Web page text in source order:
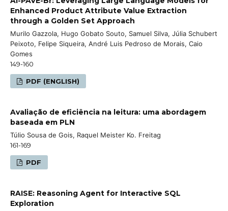
Enhanced Product Attribute Value Extraction
through a Golden Set Approach
Murilo Gazzola, Hugo Gobato Souto, Samuel Silva, Júlia Schubert
Peixoto, Felipe Siqueira, André Luis Pedroso de Morais, Caio
Gomes
149-160
PDF (ENGLISH)
Avaliação de eficiência na leitura: uma abordagem
baseada em PLN
Túlio Sousa de Gois, Raquel Meister Ko. Freitag
161-169
PDF
RAISE: Reasoning Agent for Interactive SQL
Exploration